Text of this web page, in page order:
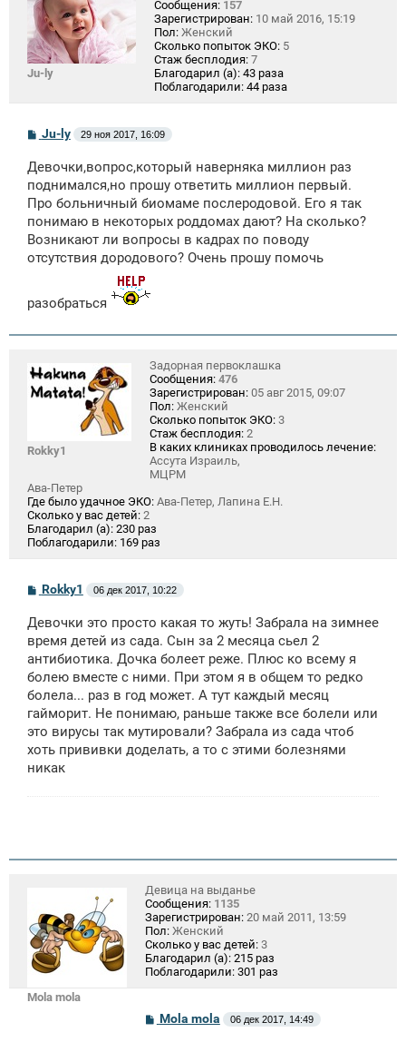
Ju-ly
Сообщения: 157
Зарегистрирован: 10 май 2016, 15:19
Пол: Женский
Сколько попыток ЭКО: 5
Стаж бесплодия: 7
Благодарил (а): 43 раза
Поблагодарили: 44 раза
б
щ
е
н
и
Ju-ly 29 ноя 2017, 16:09
Девочки,вопрос,который наверняка миллион раз
поднимался,но прошу ответить миллион первый.
Про больничный биомаме послеродовой. Его я так
понимаю в некоторых роддомах дают? На сколько?
Возникают ли вопросы в кадрах по поводу
отсутствия дородового? Очень прошу помочь
разобраться
Rokky1
Задорная первоклашка
Сообщения: 476
Зарегистрирован: 05 авг 2015, 09:07
Пол: Женский
Сколько попыток ЭКО: 3
Стаж бесплодия: 2
В каких клиниках проводилось лечение:
Ассута Израиль,
МЦРМ
Ава-Петер
Где было удачное ЭКО: Ава-Петер, Лапина Е.Н.
Сколько у вас детей: 2
Благодарил (а): 230 раз
Поблагодарили: 169 раз
С
б
щ
е
н
и
Rokky1 06 дек 2017, 10:22
Девочки это просто какая то жуть! Забрала на зимнее
время детей из сада. Сын за 2 месяца сьел 2
антибиотика. Дочка болеет реже. Плюс ко всему я
болею вместе с ними. При этом я в общем то редко
болела... раз в год может. А тут каждый месяц
гайморит. Не понимаю, раньше также все болели или
это вирусы так мутировали? Забрала из сада чтоб
хоть прививки доделать, а то с этими болезнями
никак
Mola mola
Девица на выданье
Сообщения: 1135
Зарегистрирован: 20 май 2011, 13:59
Пол: Женский
Сколько у вас детей: 3
Благодарил (а): 215 раз
Поблагодарили: 301 раз
С
о
Mola mola 06 дек 2017, 14:49